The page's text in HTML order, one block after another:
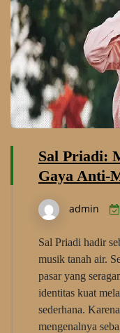
Sal Priadi:
Gaya Anti-
admin
Sal Priadi hadir
musik tanah air.
pasar yang
identitas kuat
sederhana.
mengenalnya